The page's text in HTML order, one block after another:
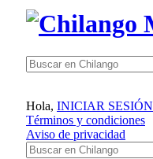
Hola, INICIAR SESIÓN
Términos y condiciones
Aviso de privacidad